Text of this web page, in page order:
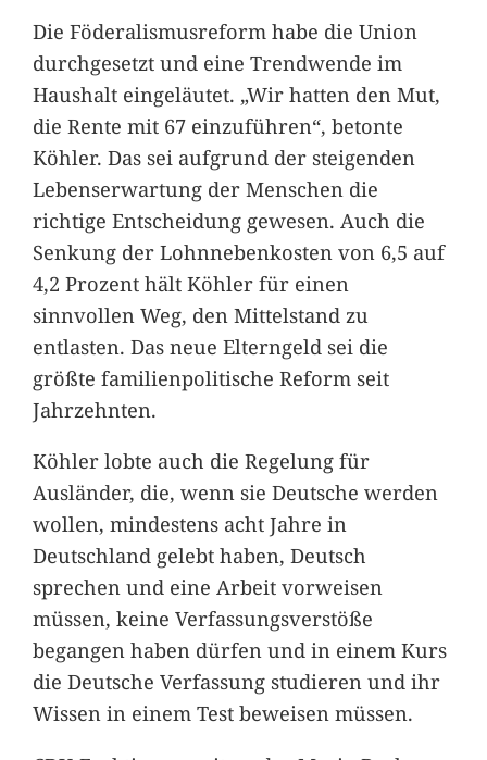
Die Föderalismusreform habe die Union
durchgesetzt und eine Trendwende im
Haushalt eingeläutet. „Wir hatten den Mut,
die Rente mit 67 einzuführen“, betonte
Köhler. Das sei aufgrund der steigenden
Lebenserwartung der Menschen die
richtige Entscheidung gewesen. Auch die
Senkung der Lohnnebenkosten von 6,5 auf
4,2 Prozent hält Köhler für einen
sinnvollen Weg, den Mittelstand zu
entlasten. Das neue Elterngeld sei die
größte familienpolitische Reform seit
Jahrzehnten.
Köhler lobte auch die Regelung für
Ausländer, die, wenn sie Deutsche werden
wollen, mindestens acht Jahre in
Deutschland gelebt haben, Deutsch
sprechen und eine Arbeit vorweisen
müssen, keine Verfassungsverstöße
begangen haben dürfen und in einem Kurs
die Deutsche Verfassung studieren und ihr
Wissen in einem Test beweisen müssen.